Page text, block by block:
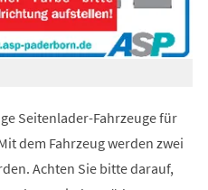
Seitenlader-Fahrzeuge für
dem Fahrzeug werden zwei
Achten Sie bitte darauf,